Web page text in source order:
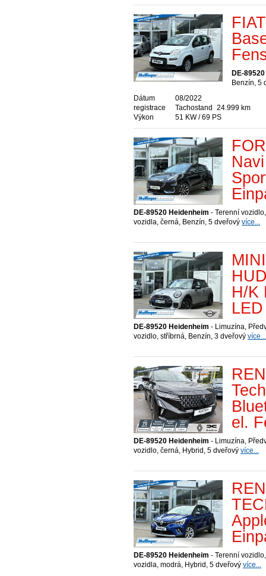
DE-
Benzín, 5
Dátum
registrace
08/2022
Tachostand
24.999 km
Výkon
51 KW / 69 PS
DE-89520 Heidenheim - Terenní
vozidla, černá, Benzín, 5 dveřový více...
H/K
DE-89520 Heidenheim - Limuzína,
vozidlo, stříbrná, Benzín, 3 dveřový více...
el.
DE-89520 Heidenheim - Limuzína,
vozidlo, černá, Hybrid, 5 dveřový více...
DE-89520 Heidenheim - Terenní
vozidla, modrá, Hybrid, 5 dveřový více...